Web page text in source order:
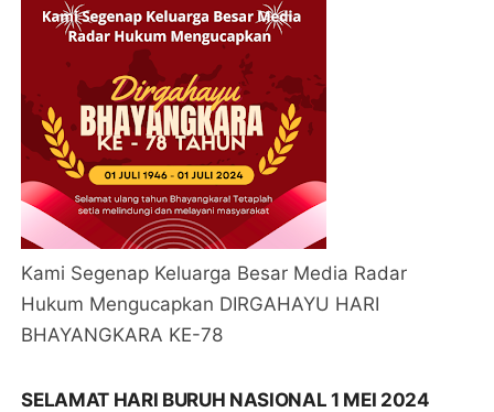
Kami Segenap Keluarga Besar Media Radar
Hukum Mengucapkan DIRGAHAYU HARI
BHAYANGKARA KE-78
SELAMAT HARI BURUH NASIONAL 1 MEI 2024